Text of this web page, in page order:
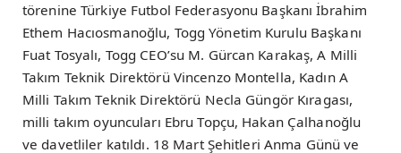
törenine Türkiye Futbol Federasyonu Başkanı İbrahim
Ethem Hacıosmanoğlu, Togg Yönetim Kurulu Başkanı
Fuat Tosyalı, Togg CEO’su M. Gürcan Karakaş, A Milli
Takım Teknik Direktörü Vincenzo Montella, Kadın A
Milli Takım Teknik Direktörü Necla Güngör Kıragası,
milli takım oyuncuları Ebru Topçu, Hakan Çalhanoğlu
ve davetliler katıldı. 18 Mart Şehitleri Anma Günü ve